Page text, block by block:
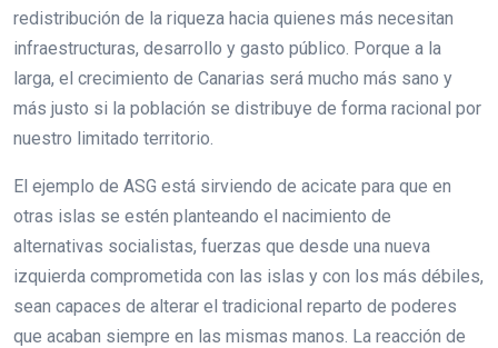
redistribución de la riqueza hacia quienes más necesitan
infraestructuras, desarrollo y gasto público. Porque a la
larga, el crecimiento de Canarias será mucho más sano y
más justo si la población se distribuye de forma racional por
nuestro limitado territorio.
El ejemplo de ASG está sirviendo de acicate para que en
otras islas se estén planteando el nacimiento de
alternativas socialistas, fuerzas que desde una nueva
izquierda comprometida con las islas y con los más débiles,
sean capaces de alterar el tradicional reparto de poderes
que acaban siempre en las mismas manos. La reacción de